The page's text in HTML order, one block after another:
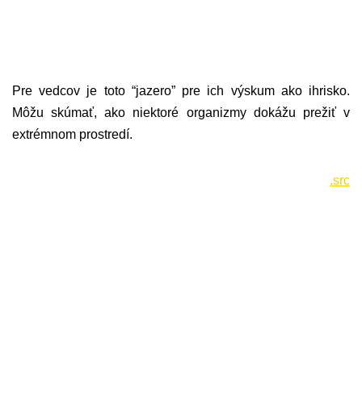
Pre vedcov je toto “jazero” pre ich výskum ako ihrisko.
Môžu skúmať, ako niektoré organizmy dokážu prežiť v
extrémnom prostredí.
.src